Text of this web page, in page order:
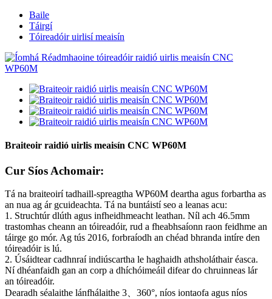
Baile
Táirgí
Tóireadóir uirlisí meaisín
Braiteoir raidió uirlis meaisín CNC WP60M
Cur Síos Achomair:
Tá na braiteoirí tadhaill-spreagtha WP60M deartha agus forbartha as
an nua ag ár gcuideachta. Tá na buntáistí seo a leanas acu:
1. Struchtúr dlúth agus infheidhmeacht leathan. Níl ach 46.5mm
trastomhas cheann an tóireadóir, rud a fheabhsaíonn raon feidhme an
táirge go mór. Ag tús 2016, forbraíodh an chéad bhranda intíre den
tóireadóir is lú.
2. Úsáidtear cadhnraí indiúscartha le haghaidh athsholáthair éasca.
Ní dhéanfaidh gan an corp a dhíchóimeáil difear do chruinneas lár
an tóireadóir.
Dearadh séalaithe lánfhálaithe 3、360°, níos iontaofa agus níos